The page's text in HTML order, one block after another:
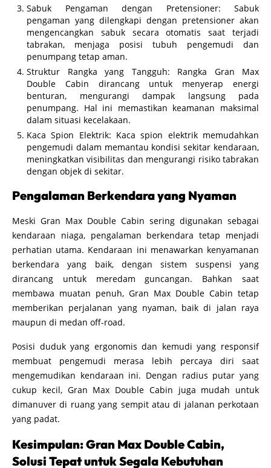
Sabuk Pengaman dengan Pretensioner: Sabuk
pengaman yang dilengkapi dengan pretensioner akan
mengencangkan sabuk secara otomatis saat terjadi
tabrakan, menjaga posisi tubuh pengemudi dan
penumpang tetap aman.
Struktur Rangka yang Tangguh: Rangka Gran Max
Double Cabin dirancang untuk menyerap energi
benturan, mengurangi dampak langsung pada
penumpang. Hal ini memastikan keamanan maksimal
dalam situasi kecelakaan.
Kaca Spion Elektrik: Kaca spion elektrik memudahkan
pengemudi dalam memantau kondisi sekitar kendaraan,
meningkatkan visibilitas dan mengurangi risiko tabrakan
dengan objek di sekitar.
Pengalaman Berkendara yang Nyaman
Meski Gran Max Double Cabin sering digunakan sebagai
kendaraan niaga, pengalaman berkendara tetap menjadi
perhatian utama. Kendaraan ini menawarkan kenyamanan
berkendara yang baik, dengan sistem suspensi yang
dirancang untuk meredam guncangan. Bahkan saat
membawa muatan penuh, Gran Max Double Cabin tetap
memberikan perjalanan yang nyaman, baik di jalan raya
maupun di medan off-road.
Posisi duduk yang ergonomis dan kemudi yang responsif
membuat pengemudi merasa lebih percaya diri saat
mengemudikan kendaraan ini. Dengan radius putar yang
cukup kecil, Gran Max Double Cabin juga mudah untuk
dimanuver di ruang yang sempit atau di jalanan perkotaan
yang padat.
Kesimpulan: Gran Max Double Cabin,
Solusi Tepat untuk Segala Kebutuhan